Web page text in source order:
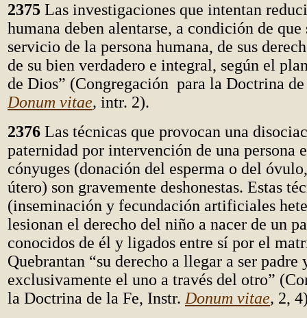
2375 Las investigaciones que intentan
humana deben alentarse, a condición de que
servicio de la persona humana, de sus
de su bien verdadero e integral, según el
de Dios” (Congregación para la Doctrina
Donum vitae, intr. 2).
2376 Las técnicas que provocan una
paternidad por intervención de una persona
cónyuges (donación del esperma o del
útero) son gravemente deshonestas. Estas
(inseminación y fecundación artificiales
lesionan el derecho del niño a nacer de un
conocidos de él y ligados entre sí por el
Quebrantan “su derecho a llegar a ser padre
exclusivamente el uno a través del otro”
la Doctrina de la Fe, Instr. Donum vitae, 2,